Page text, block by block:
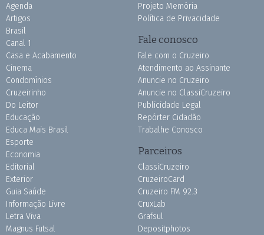
Agenda
Artigos
Brasil
Canal 1
Casa e Acabamento
Cinema
Condomínios
Cruzeirinho
Do Leitor
Educação
Educa Mais Brasil
Esporte
Economia
Editorial
Exterior
Guia Saúde
Informação Livre
Letra Viva
Magnus Futsal
Projeto Memória
Política de Privacidade
Fale conosco
Fale com o Cruzeiro
Atendimento ao Assinante
Anuncie no Cruzeiro
Anuncie no ClassiCruzeiro
Publicidade Legal
Repórter Cidadão
Trabalhe Conosco
Parceiros
ClassiCruzeiro
CruzeiroCard
Cruzeiro FM 92.3
CruxLab
Grafsul
Depositphotos